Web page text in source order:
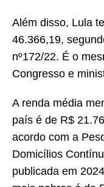
Além disso, Lula
46.366,19,
nº172/22. É o
Congresso e
A renda média
país é de R$
acordo com a
Domicílios
publicada em